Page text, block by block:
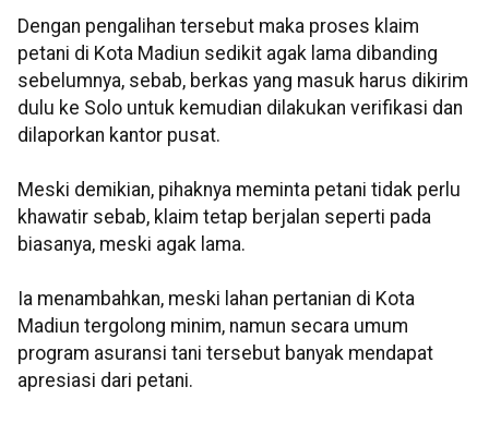
Dengan pengalihan tersebut maka proses klaim
petani di Kota Madiun sedikit agak lama dibanding
sebelumnya, sebab, berkas yang masuk harus dikirim
dulu ke Solo untuk kemudian dilakukan verifikasi dan
dilaporkan kantor pusat.
Meski demikian, pihaknya meminta petani tidak perlu
khawatir sebab, klaim tetap berjalan seperti pada
biasanya, meski agak lama.
Ia menambahkan, meski lahan pertanian di Kota
Madiun tergolong minim, namun secara umum
program asuransi tani tersebut banyak mendapat
apresiasi dari petani.